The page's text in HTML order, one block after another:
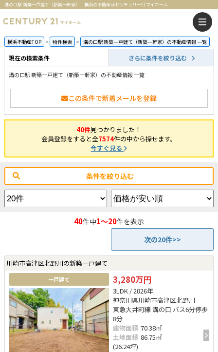
溝の口駅 新築一戸建て（新築一軒家）｜横浜の不動産はセンチュリー21マイホーム
横浜不動産TOP 物件検索 溝の口駅 新築一戸建て（新築一軒家）の不動産情報 一覧
現在の検索条件 さらに条件を絞り込む
溝の口駅 新築一戸建て（新築一軒家）の不動産情報 一覧
この条件で新着メールを登録
40件見つかりました！
会員登録をすると全7574件の中から探せます。
今すぐ見る
条件を絞り込む
40件中1～20件を表示
次の20件>>
川崎市高津区北野川の新築一戸建て
一戸建て 3,280万円
3LDK / 2026年
神奈川県川崎市高津区北野川
東急大井町線 溝の口 バス6分停歩
8分
建物面積 70.38㎡
土地面積 86.75㎡
(26.24坪)